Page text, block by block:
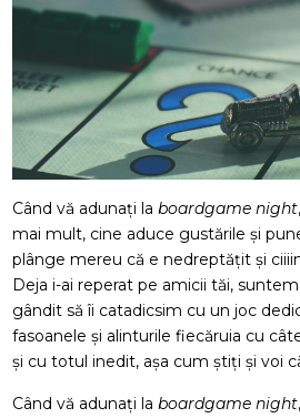
Când vă adunați laboardgame night
mai mult, cine aduce gustările și
plânge mereu că e nedreptățit și
Deja i-ai reperat pe amicii tăi,
gândit să îi catadicsim cu un joc
fasoanele și alinturile fiecăruia cu
și cu totul inedit, așa cum știți și voi
Când vă adunați laboardgame night